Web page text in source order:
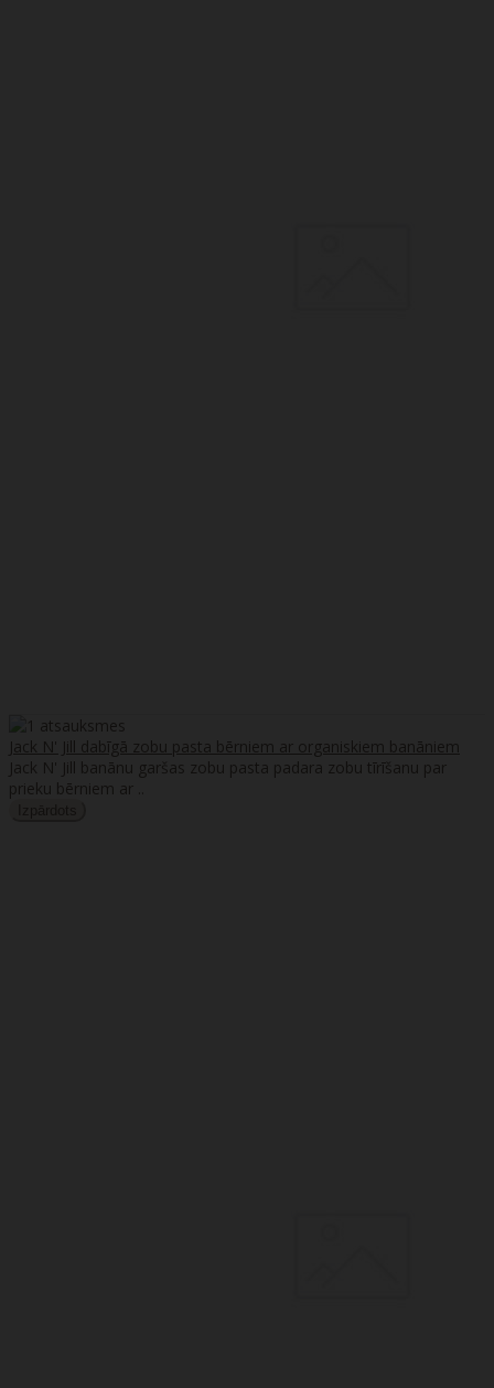
Jack N' Jill dabīgā zobu pasta bērniem ar organiskiem banāniem
Jack N' Jill banānu garšas zobu pasta padara zobu tīrīšanu par
prieku bērniem ar ..